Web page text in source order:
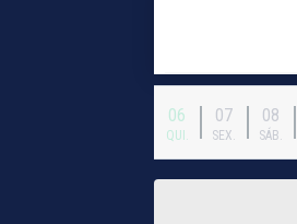
06
QUI.
07
SEX.
08
SÁB.